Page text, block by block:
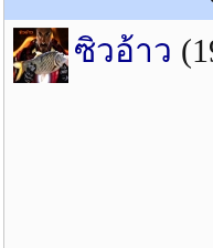
ซิวอ้าว